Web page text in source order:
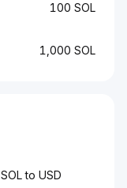
100 SOL
1,000 SOL
SOL to USD